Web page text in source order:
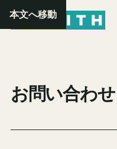
本文へ移動
お問い合わせ